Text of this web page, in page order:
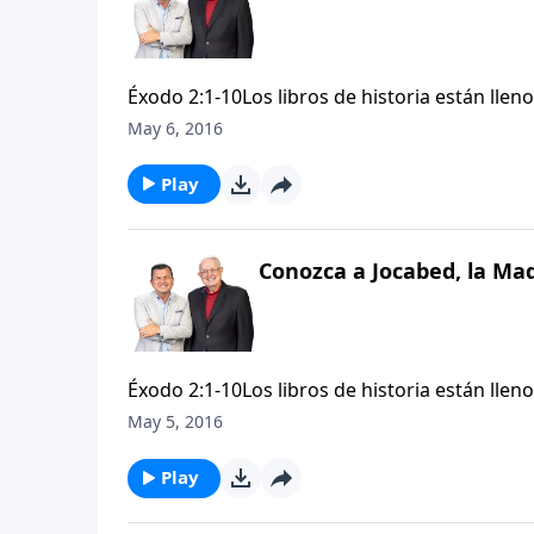
Éxodo 2:1-10Los libros de historia están
mencionar, hombres y mujeres que
héroe de la Biblia, Moisés.
May 6, 2016
Play
Conozca a Jocabed, la
Éxodo 2:1-10Los libros de historia están
mencionar, hombres y mujeres que
héroe de la Biblia, Moisés.
May 5, 2016
Play